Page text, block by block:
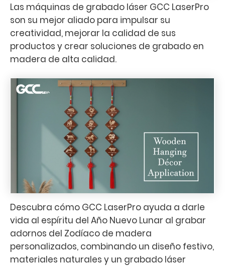
Las máquinas de grabado láser GCC LaserPro
son su mejor aliado para impulsar su
creatividad, mejorar la calidad de sus
productos y crear soluciones de grabado en
madera de alta calidad.
Descubra cómo GCC LaserPro ayuda a darle
vida al espíritu del Año Nuevo Lunar al grabar
adornos del Zodíaco de madera
personalizados, combinando un diseño festivo,
materiales naturales y un grabado láser